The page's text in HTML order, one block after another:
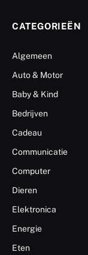
CATEGORIEËN
Algemeen
Auto & Motor
Baby & Kind
Bedrijven
Cadeau
Communicatie
Computer
Dieren
Elektronica
Energie
Eten